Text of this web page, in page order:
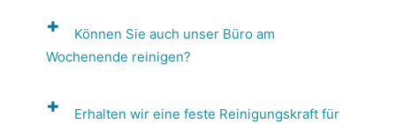
Können Sie auch unser Büro am
Wochenende reinigen?
Erhalten wir eine feste Reinigungskraft für